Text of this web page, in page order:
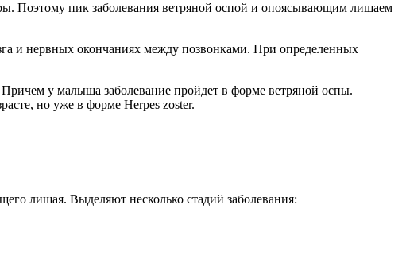
Поэтому пик заболевания ветряной оспой и опоясывающим лишаем
и нервных окончаниях между позвонками. При определенных
Причем у малыша заболевание пройдет в форме ветряной оспы.
но уже в форме Herpes zoster.
лишая. Выделяют несколько стадий заболевания: